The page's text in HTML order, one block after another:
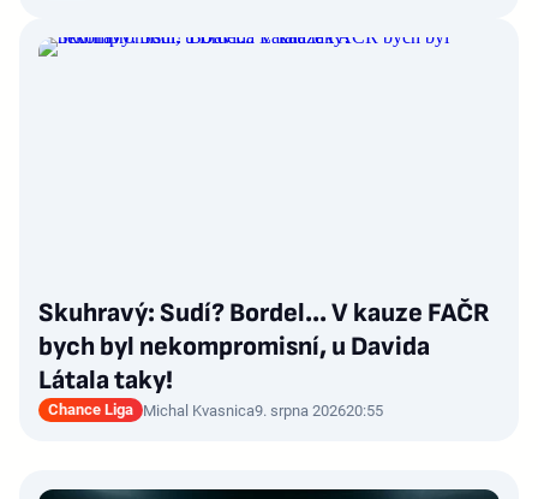
Skuhravý: Sudí? Bordel... V kauze FAČR
bych byl nekompromisní, u Davida
Látala taky!
Chance Liga Michal Kvasnica9. srpna 202620:55